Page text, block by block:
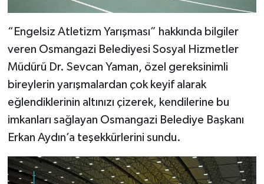
“Engelsiz Atletizm Yarışması” hakkında bilgiler
veren Osmangazi Belediyesi Sosyal Hizmetler
Müdürü Dr. Sevcan Yaman, özel gereksinimli
bireylerin yarışmalardan çok keyif alarak
eğlendiklerinin altınızı çizerek, kendilerine bu
imkanları sağlayan Osmangazi Belediye Başkanı
Erkan Aydın’a teşekkürlerini sundu.